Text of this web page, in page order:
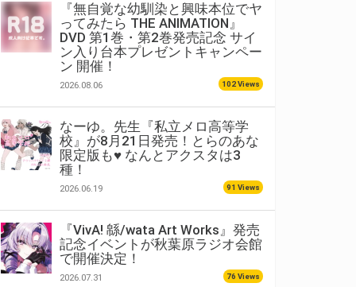
『無自覚な幼馴染と興味本位でヤ
ってみたら THE ANIMATION』
DVD 第1巻・第2巻発売記念 サイ
ン入り台本プレゼントキャンペー
ン 開催！
2026.08.06 102 Views
なーゆ。先生『私立メロ高等学
校』が8月21日発売！とらのあな
限定版も♥ なんとアクスタは3
種！
2026.06.19 91 Views
『VivA! 緜/wata Art Works』発売
記念イベントが秋葉原ラジオ会館
で開催決定！
2026.07.31 76 Views